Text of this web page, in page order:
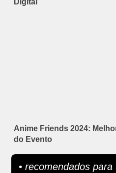
Digital
Anime Friends 2024:
do Evento
• recomendados para